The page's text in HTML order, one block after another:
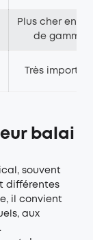
Plus cher en
de gamme
Très
balai
souvent
différentes
il convient
aux